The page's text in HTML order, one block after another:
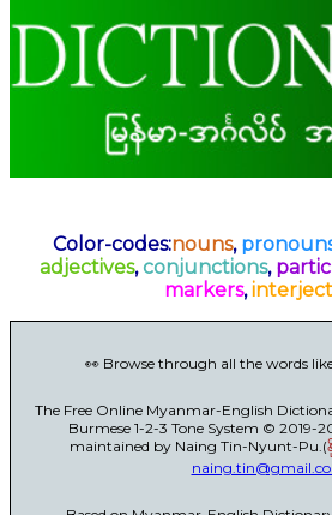
Color-codes:nouns,
adjectives,conjunctions,
markers,
👀 Browse through all the words
The Free Online Myanmar-English
Burmese 1-2-3 Tone System © 2019-
maintained by Naing Tin-Nyunt-Pu.(